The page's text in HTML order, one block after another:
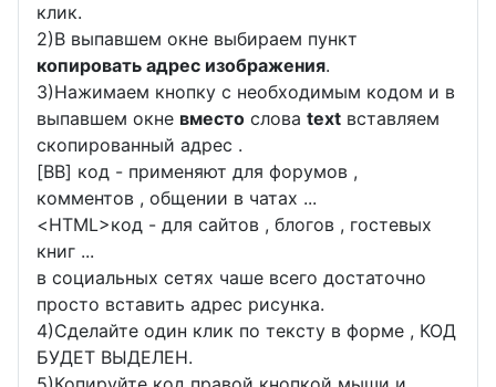
клик.
2)В выпавшем окне выбираем пункт
копировать адрес изображения.
3)Нажимаем кнопку с необходимым кодом и в
выпавшем окне вместо слова text вставляем
скопированный адрес .
[BB] код - применяют для форумов ,
комментов , общении в чатах ...
<HTML>код - для сайтов , блогов , гостевых
книг ...
в социальных сетях чаше всего достаточно
просто вставить адрес рисунка.
4)Сделайте один клик по тексту в форме , КОД
БУДЕТ ВЫДЕЛЕН.